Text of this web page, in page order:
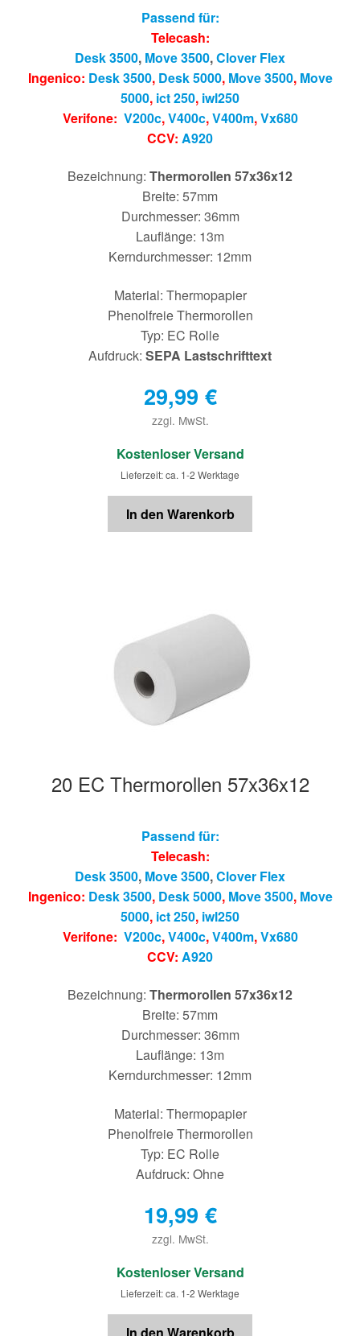
Passend für:
Telecash:
Desk 3500, Move 3500,Clover Flex
Ingenico: Desk 3500, Desk 5000, Move 3500, Move
5000, ict 250, iwl250
Verifone: V200c,V400c,V400m,Vx680
CCV: A920
Bezeichnung: Thermorollen 57x36x12
Breite: 57mm
Durchmesser: 36mm
Lauflänge: 13m
Kerndurchmesser: 12mm
Material: Thermopapier
Phenolfreie Thermorollen
Typ: EC Rolle
Aufdruck: SEPA Lastschrifttext
29,99 €
zzgl. MwSt.
€
Kostenloser Versand
Lieferzeit: ca. 1-2 Werktage
In den Warenkorb
20 EC Thermorollen 57x36x12
Passend für:
Telecash:
Desk 3500, Move 3500,Clover Flex
Ingenico: Desk 3500, Desk 5000, Move 3500, Move
5000, ict 250, iwl250
Verifone: V200c,V400c,V400m,Vx680
CCV: A920
Bezeichnung: Thermorollen 57x36x12
Breite: 57mm
Durchmesser: 36mm
Lauflänge: 13m
Kerndurchmesser: 12mm
Material: Thermopapier
Phenolfreie Thermorollen
Typ: EC Rolle
Aufdruck: Ohne
19,99 €
zzgl. MwSt.
€
Kostenloser Versand
Lieferzeit: ca. 1-2 Werktage